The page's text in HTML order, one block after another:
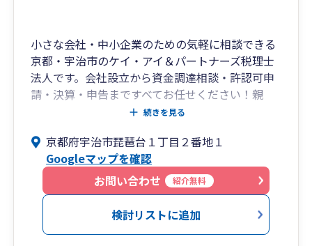
小さな会社・中小企業のための気軽に相談できる
京都・宇治市のケイ・アイ＆パートナーズ税理士
法人です。会社設立から資金調達相談・許認可申
請・決算・申告まですべてお任せください！親
切・丁寧をモットーに現在17名のスタッフが応対
続きを見る
京都府宇治市琵琶台１丁目２番地１
Googleマップを確認
お問い合わせ
紹介無料
検討リストに追加